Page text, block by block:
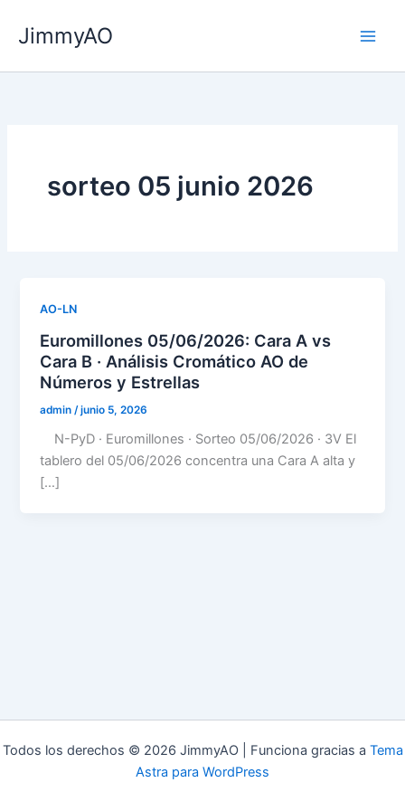
JimmyAO
sorteo 05 junio 2026
AO-LN
Euromillones 05/06/2026: Cara A vs
Cara B · Análisis Cromático AO de
Números y Estrellas
admin /junio 5, 2026
N-PyD · Euromillones · Sorteo 05/06/2026 · 3V El
tablero del 05/06/2026 concentra una Cara A alta y
[…]
Todos los derechos © 2026 JimmyAO | Funciona gracias a Tema
Astra para WordPress